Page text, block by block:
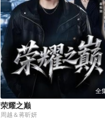
全
荣耀之巅
周越＆蒋昕妍